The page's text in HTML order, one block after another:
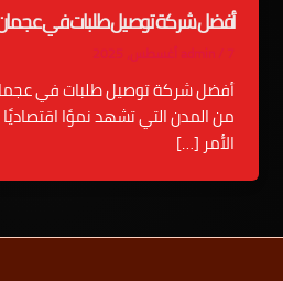
أفضل شركة توصيل طلبات في عجمان
admin/ 7 أغسطس، 2025
أفضل شركة توصيل طلبات في
من المدن التي تشهد نموًا
الأمر […]